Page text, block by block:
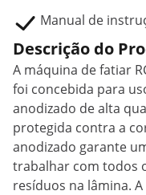
Manual de
Descrição do
A máquina de fatiar
foi concebida para
anodizado de alta
protegida contra a
anodizado garante
trabalhar com todos
resíduos na lâmina.